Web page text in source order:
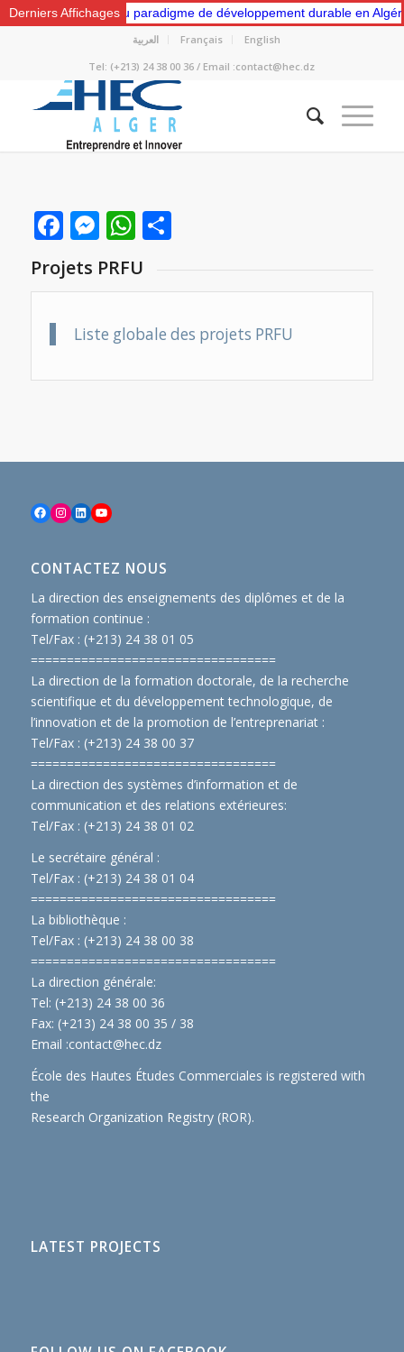
Derniers Affichages
un nouveau paradigme de développement durable en Algérie:
العربية Français
English
Tel: (+213) 24 38 00 36 / Email :contact@hec.dz
Facebook
Messenger
WhatsApp
Partager
Projets PRFU
Liste globale des projets PRFU
Facebook
Instagram
LinkedInYouTube
CONTACTEZ NOUS
La direction des enseignements des diplômes et de la
formation continue :
Tel/Fax : (+213) 24 38 01 05
==================================
La direction de la formation doctorale, de la recherche
scientifique et du développement technologique, de
l’innovation et de la promotion de l’entreprenariat :
Tel/Fax : (+213) 24 38 00 37
==================================
La direction des systèmes d’information et de
communication et des relations extérieures:
Tel/Fax : (+213) 24 38 01 02
Le secrétaire général :
Tel/Fax : (+213) 24 38 01 04
==================================
La bibliothèque :
Tel/Fax : (+213) 24 38 00 38
==================================
La direction générale:
Tel: (+213) 24 38 00 36
Fax: (+213) 24 38 00 35 / 38
Email :contact@hec.dz
École des Hautes Études Commerciales is registered with
the
Research Organization Registry (ROR).
LATEST PROJECTS